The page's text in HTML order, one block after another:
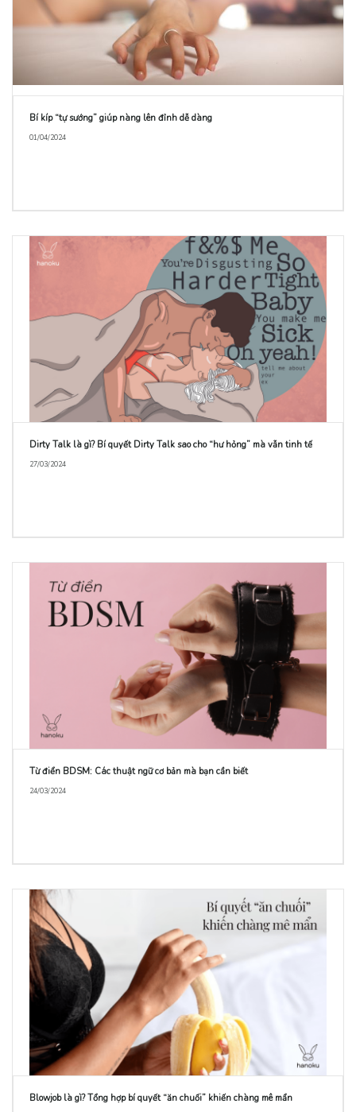
Bí kíp “tự sướng” giúp nàng lên đỉnh dễ dàng
01/04/2024
Dirty Talk là gì? Bí quyết Dirty Talk sao cho “hư hỏng” mà vẫn tinh tế
27/03/2024
Từ điển BDSM: Các thuật ngữ cơ bản mà bạn cần biết
24/03/2024
Blowjob là gì? Tổng hợp bí quyết “ăn chuối” khiến chàng mê mẩn